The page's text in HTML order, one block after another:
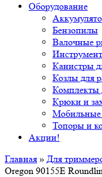
Оборудование
Бензопилы
Валочные
Канистры
Козлы для
Комплекты
Крюки и
Мобильные
Топоры и
Акции!
Главная » Для
Oregon 90155E